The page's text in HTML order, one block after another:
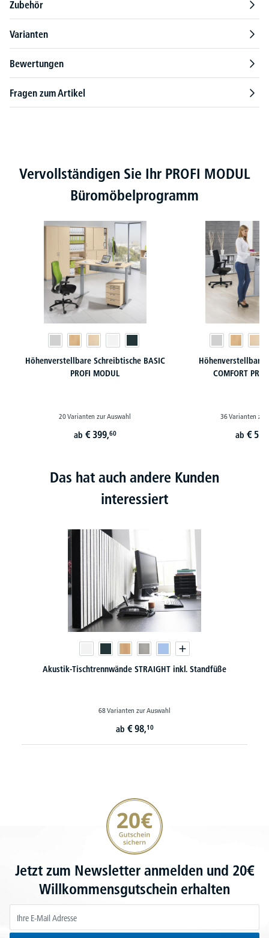
Zubehör
Varianten
Bewertungen
Fragen zum Artikel
Produktgalerie überspringen
Vervollständigen Sie Ihr PROFI MODUL
Büromöbelprogramm
Höhenverstellbare Schreibtische BASIC
PROFI MODUL
20 Varianten zur Auswahl
ab € 399,60
Höhenverstellbare
COMFORT
36 Varianten zur
ab €
Das hat auch andere Kunden
interessiert
Akustik-Tischtrennwände STRAIGHT inkl. Standfüße
68 Varianten zur Auswahl
ab € 98,10
20€ Gutschein sichern
Jetzt zum Newsletter anmelden und 20€
Willkommensgutschein erhalten